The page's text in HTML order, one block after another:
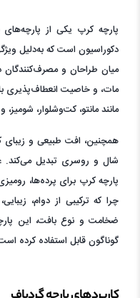
پارچه کرپ یکی از
دکوراسیون است که به‌دلیل
میان طراحان و مصرف‌کنندگان
مات، و خاصیت انعطاف‌پذیری
مانند مانتو، کت‌وشلوار،
همچنین، افت طبیعی و
شال و روسری تبدیل می‌کند.
پارچه کرپ برای پرده‌ها،
چرا که ترکیبی از دوام،
ضخامت و نوع بافت، این
گوناگون قابل استفاده کرده